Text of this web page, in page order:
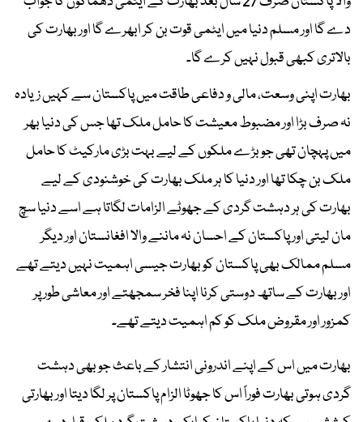
دے گا اور مسلم دنیا میں ایٹمی قوت بن کر ابھرے گا اور بھارت کی
بالاتری کبھی قبول نہیں کرے گا۔
بھارت اپنی وسعت، مالی و دفاعی طاقت میں پاکستان سے کہیں زیادہ
نہ صرف بڑا اور مضبوط معیشت کا حامل ملک تھا جس کی دنیا بھر
میں پہچان تھی جو بڑے ملکوں کے لیے بہت بڑی مارکیٹ کا حامل
ملک بن چکا تھا اور دنیا کا ہر ملک بھارت کی خوشنودی کے لیے
بھارت کی ہر دہشت گردی کے جھوٹے الزامات لگاتا ہے اسے دنیا سچ
مان لیتی اور پاکستان کے احسان نہ ماننے والا افغانستان اور دیگر
مسلم ممالک بھی پاکستان کو بھارت جیسی اہمیت نہیں دیتے تھے
اور بھارت کے ساتھ دوستی کرنا اپنا فخر سمجھتے اور معاشی طور پر
کمزور اور مقروض ملک کو کم اہمیت دیتے تھے۔
بھارت میں اس کے اپنے اندرونی انتشار کے باعث جو بھی دہشت
گردی ہوتی بھارت فوراً اس کا جھوٹا الزام پاکستان پر لگا دیتا اور بھارتی